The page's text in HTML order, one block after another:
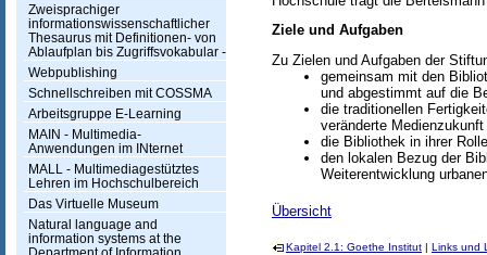
n
f
o
r
m
a
t
Zweisprachiger
informationswissenschaftlicher
Thesaurus mit Definitionen- von
Ablaufplan bis Zugriffsvokabular -
Webpublishing
Schnellschreiben mit COSSMA
Arbeitsgruppe E-Learning
MAIN - Multimedia-
Anwendungen im INternet
MALL - Multimediagestütztes
Lehren im Hochschulbereich
Das Virtuelle Museum
Natural language and
information systems at the
Ziele und Aufgaben
Zu Zielen und Aufgaben der
gemeinsam mit den
und abgestimmt auf die
die traditionellen
veränderte
die Bibliothek in ihrer
den lokalen Bezug der
Weiterentwicklung
Übersicht
Kapitel 2.1: Goethe Institut Links und